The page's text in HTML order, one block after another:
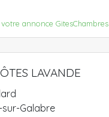
votre annonce GitesChambres
LAVANDE
Galabre